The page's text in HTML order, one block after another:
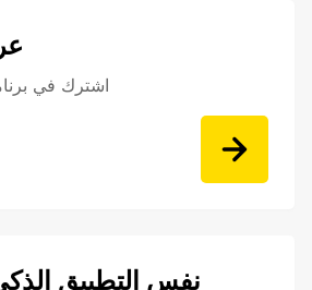
اشترك في
نفس التطبيق